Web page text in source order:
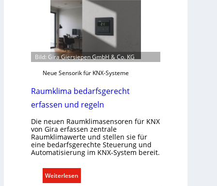
Bild: Gira Giersiepen GmbH & Co. KG
Neue Sensorik für KNX-Systeme
Raumklima bedarfsgerecht
erfassen und regeln
Die neuen Raumklimasensoren für KNX
von Gira erfassen zentrale
Raumklimawerte und stellen sie für
eine bedarfsgerechte Steuerung und
Automatisierung im KNX-System bereit.
Weiterlesen